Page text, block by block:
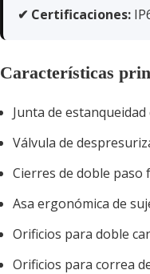
✔ Certificaciones:
Características
Junta de
Válvula de
Cierres de doble paso
Asa ergonómica de
Orificios para doble
Orificios para correa